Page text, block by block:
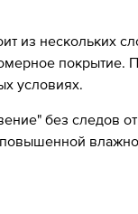
из нескольких
условиях.
без следов